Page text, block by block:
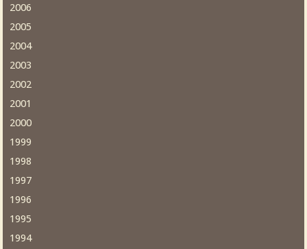
2006
2005
2004
2003
2002
2001
2000
1999
1998
1997
1996
1995
1994